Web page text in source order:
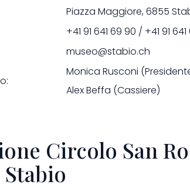
Piazza Maggiore, 6855
+41 91 641 69 90 / +41 91
museo@stabio.ch
Monica Rusconi
Alex Beffa (Cassiere)
Circolo San